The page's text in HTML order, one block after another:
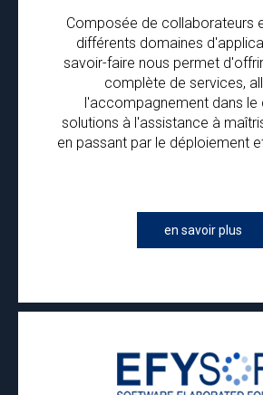
Composée de collaborateurs
différents domaines
savoir-faire nous permet
complète de services,
l'accompagnement dans le
solutions à l'assistance à
en passant par le déploiement
en savoir plus